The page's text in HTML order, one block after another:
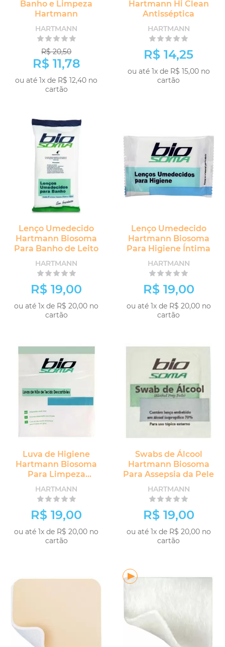
Banho e Limpeza
Hartmann
HARTMANN
R$ 20,50
R$ 11,78
ou até 1x de R$ 12,40 no
cartão
Hartmann Hi Clean
Antisséptica
HARTMANN
R$ 14,25
ou até 1x de R$ 15,00 no
cartão
Lenço Umedecido
Hartmann Biosoma
Para Banho de Leito
HARTMANN
R$ 19,00
ou até 1x de R$ 20,00 no
cartão
Lenço Umedecido
Hartmann Biosoma
Para Higiene Íntima
HARTMANN
R$ 19,00
ou até 1x de R$ 20,00 no
cartão
Luva de Higiene
Hartmann Biosoma
Para Limpeza
Corporal
HARTMANN
R$ 19,00
ou até 1x de R$ 20,00 no
cartão
Swabs de Álcool
Hartmann Biosoma
Para Assepsia da Pele
HARTMANN
R$ 19,00
ou até 1x de R$ 20,00 no
cartão